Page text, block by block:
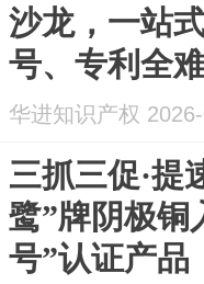
沙龙，一站
号、专利全
华进知识产权
三抓三促·提
鹭”牌阴极铜
号”认证产品